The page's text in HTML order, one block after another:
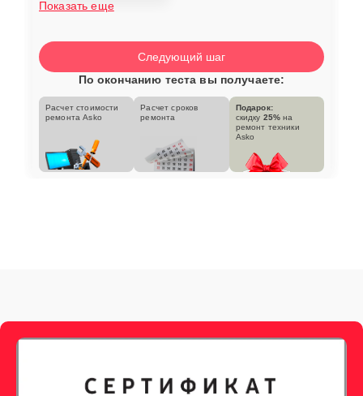
Показать еще
Следующий шаг
По окончанию теста вы получаете:
Расчет стоимости
ремонта Asko
Расчет сроков
ремонта
Подарок:
скидку 25% на
ремонт техники
Asko